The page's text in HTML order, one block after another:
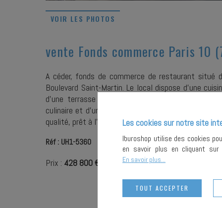
VOIR LES PHOTOS
vente Fonds commerce Paris 10
A céder, fonds de commerce de restaurant situé
Boulevard Saint-Martin. Le local dispose d'une
d'une terrasse estivale de 25 couverts, d'un
culinaire et d'une chambre froide positive, ainsi
qualité, prêt à l'exploitation. A visiter rapidement
Réf : UH1-5360
Prix : 428 800 €
Les cookies sur notre site
Iburoshop utilise des cookies
en savoir plus en cliquant
En savoir plus...
TOUT ACCEPTER